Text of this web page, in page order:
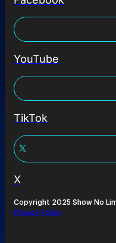
YouTube
TikTok
X
Copyright 2025 Show No
Privacy Policy